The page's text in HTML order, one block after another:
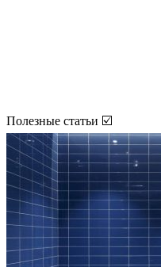
Полезные статьи ☑️